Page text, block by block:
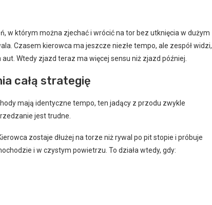
w którym można zjechać i wrócić na tor bez utknięcia w dużym
Czasem kierowca ma jeszcze niezłe tempo, ale zespół widzi,
Wtedy zjazd teraz ma więcej sensu niż zjazd później.
całą strategię
mają identyczne tempo, ten jadący z przodu zwykle
jest trudne.
zostaje dłużej na torze niż rywal po pit stopie i próbuje
i w czystym powietrzu. To działa wtedy, gdy: